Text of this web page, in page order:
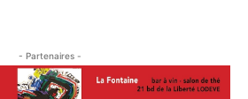
- Partenaires -